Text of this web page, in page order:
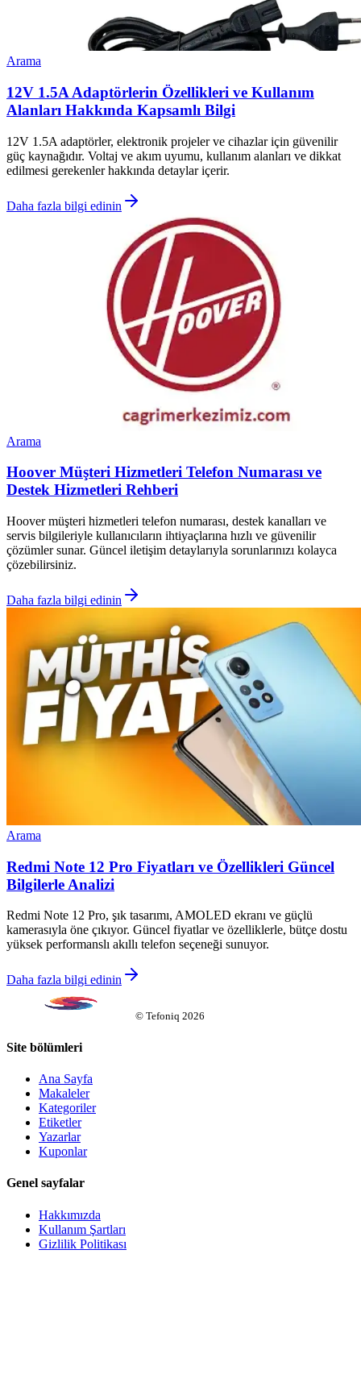
Arama
12V 1.5A Adaptörlerin Özellikleri ve Kullanım
Alanları Hakkında Kapsamlı Bilgi
12V 1.5A adaptörler, elektronik projeler ve cihazlar için güvenilir
güç kaynağıdır. Voltaj ve akım uyumu, kullanım alanları ve dikkat
edilmesi gerekenler hakkında detaylar içerir.
Daha fazla bilgi edinin
Arama
Hoover Müşteri Hizmetleri Telefon Numarası ve
Destek Hizmetleri Rehberi
Hoover müşteri hizmetleri telefon numarası, destek kanalları ve
servis bilgileriyle kullanıcıların ihtiyaçlarına hızlı ve güvenilir
çözümler sunar. Güncel iletişim detaylarıyla sorunlarınızı kolayca
çözebilirsiniz.
Daha fazla bilgi edinin
Arama
Redmi Note 12 Pro Fiyatları ve Özellikleri Güncel
Bilgilerle Analizi
Redmi Note 12 Pro, şık tasarımı, AMOLED ekranı ve güçlü
kamerasıyla öne çıkıyor. Güncel fiyatlar ve özelliklerle, bütçe dostu
yüksek performanslı akıllı telefon seçeneği sunuyor.
Daha fazla bilgi edinin
© Tefoniq 2026
Site bölümleri
Ana Sayfa
Makaleler
Kategoriler
Etiketler
Yazarlar
Kuponlar
Genel sayfalar
Hakkımızda
Kullanım Şartları
Gizlilik Politikası